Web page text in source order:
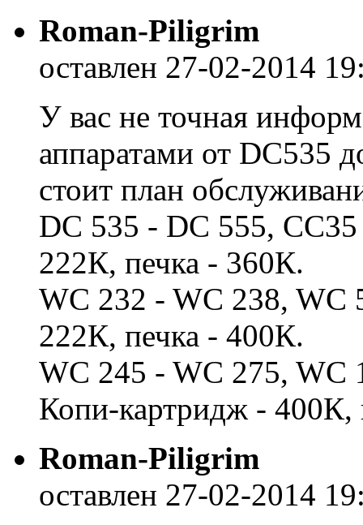
Roman-Piligrim
оставлен 27-02-2014
У вас не точная
аппаратами от DC535
стоит план
DC 535 - DC 555,
222К, печка - 360К.
WC 232 - WC 238, WC
222К, печка - 400К.
WC 245 - WC 275, WC
Копи-картридж - 400К,
Roman-Piligrim
оставлен 27-02-2014